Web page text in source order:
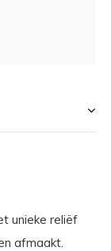
unieke reliëf
afmaakt.